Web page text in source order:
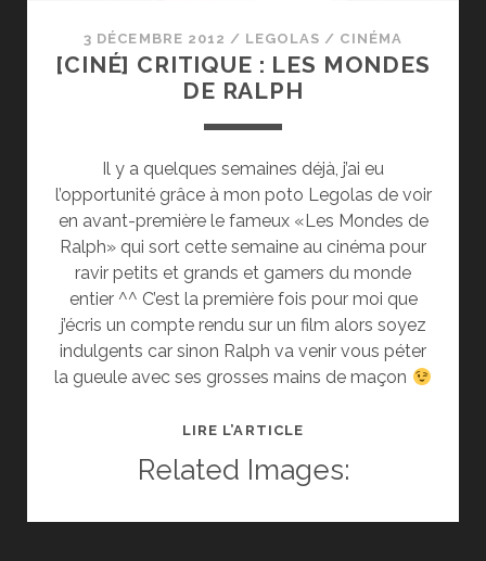
3 DÉCEMBRE 2012 / LEGOLAS / CINÉMA
[CINÉ] CRITIQUE : LES MONDES
DE RALPH
Il y a quelques semaines déjà, j’ai eu
l’opportunité grâce à mon poto Legolas de voir
en avant-première le fameux «Les Mondes de
Ralph» qui sort cette semaine au cinéma pour
ravir petits et grands et gamers du monde
entier ^^ C’est la première fois pour moi que
j’écris un compte rendu sur un film alors soyez
indulgents car sinon Ralph va venir vous péter
la gueule avec ses grosses mains de maçon
LIRE L’ARTICLE[CINÉ]
:
Related Images: